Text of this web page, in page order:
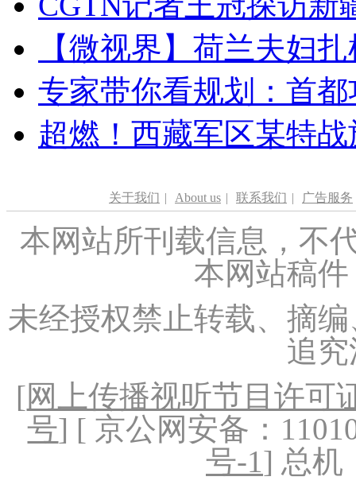
【微视界】荷兰夫妇
专家带你看规划：首
超燃！西藏军区某特
关于我们 | About us | 联系我们 | 广告服务
本网站所刊载信息，不
本网站稿
未经授权禁止转载、摘
追
[网上传播视听节目许可
号] [ 京公网安备：
号-1] 总机